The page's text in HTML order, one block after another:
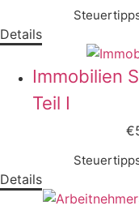
Details
Immobilien
Teil I
Details